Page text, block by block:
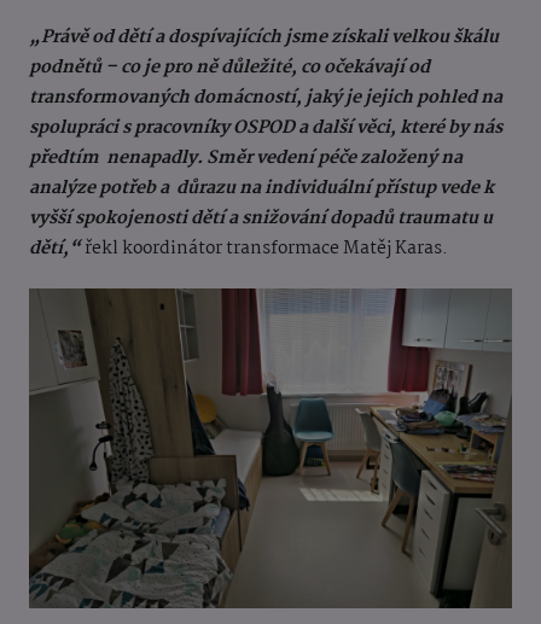
„Právě od dětí a dospívajících jsme získali velkou škálu
podnětů – co je pro ně důležité, co očekávají od
transformovaných domácností, jaký je jejich pohled na
spolupráci s pracovníky OSPOD a další věci, které by nás
předtím nenapadly. Směr vedení péče založený na
analýze potřeb a důrazu na individuální přístup vede k
vyšší spokojenosti dětí a snižování dopadů traumatu u
dětí,“řekl koordinátor transformace Matěj Karas.